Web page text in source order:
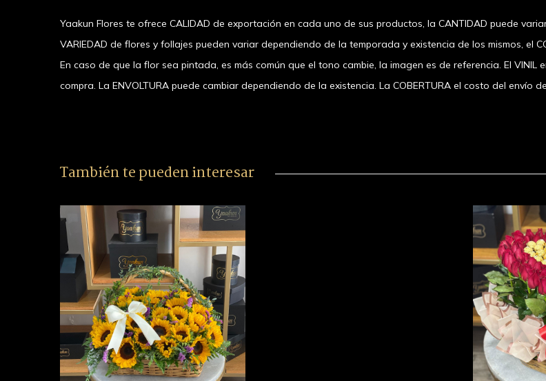
Yaakun Flores te ofrece CALIDAD de exportación en cada uno de sus productos, la CANTIDAD puede
VARIEDAD de flores y follajes pueden variar dependiendo de la temporada y existencia de los mismos, el
En caso de que la flor sea pintada, es más común que el tono cambie, la imagen es de referencia. El
compra. La ENVOLTURA puede cambiar dependiendo de la existencia. La COBERTURA el costo del
También te pueden interesar